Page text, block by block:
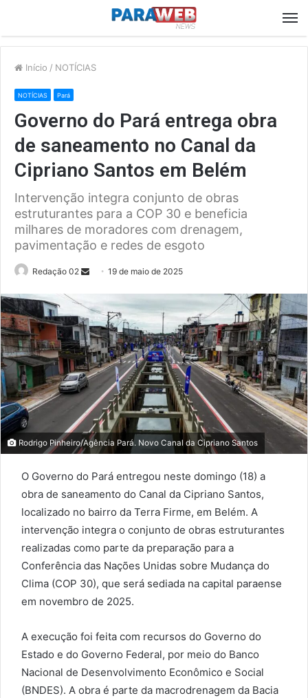
Início / NOTÍCIAS
NOTÍCIAS Pará
Governo do Pará entrega obra
de saneamento no Canal da
Cipriano Santos em Belém
Intervenção integra conjunto de obras
estruturantes para a COP 30 e beneficia
milhares de moradores com drenagem,
pavimentação e redes de esgoto
Redação 02
Send
email
19 de maio de 2025
Rodrigo Pinheiro/Agência Pará. Novo Canal da Cipriano Santos
O Governo do Pará entregou neste domingo (18) a
obra de saneamento do Canal da Cipriano Santos,
localizado no bairro da Terra Firme, em Belém. A
intervenção integra o conjunto de obras estruturantes
realizadas como parte da preparação para a
Conferência das Nações Unidas sobre Mudança do
Clima (COP 30), que será sediada na capital paraense
em novembro de 2025.
A execução foi feita com recursos do Governo do
Estado e do Governo Federal, por meio do Banco
Nacional de Desenvolvimento Econômico e Social
(BNDES). A obra é parte da macrodrenagem da Bacia